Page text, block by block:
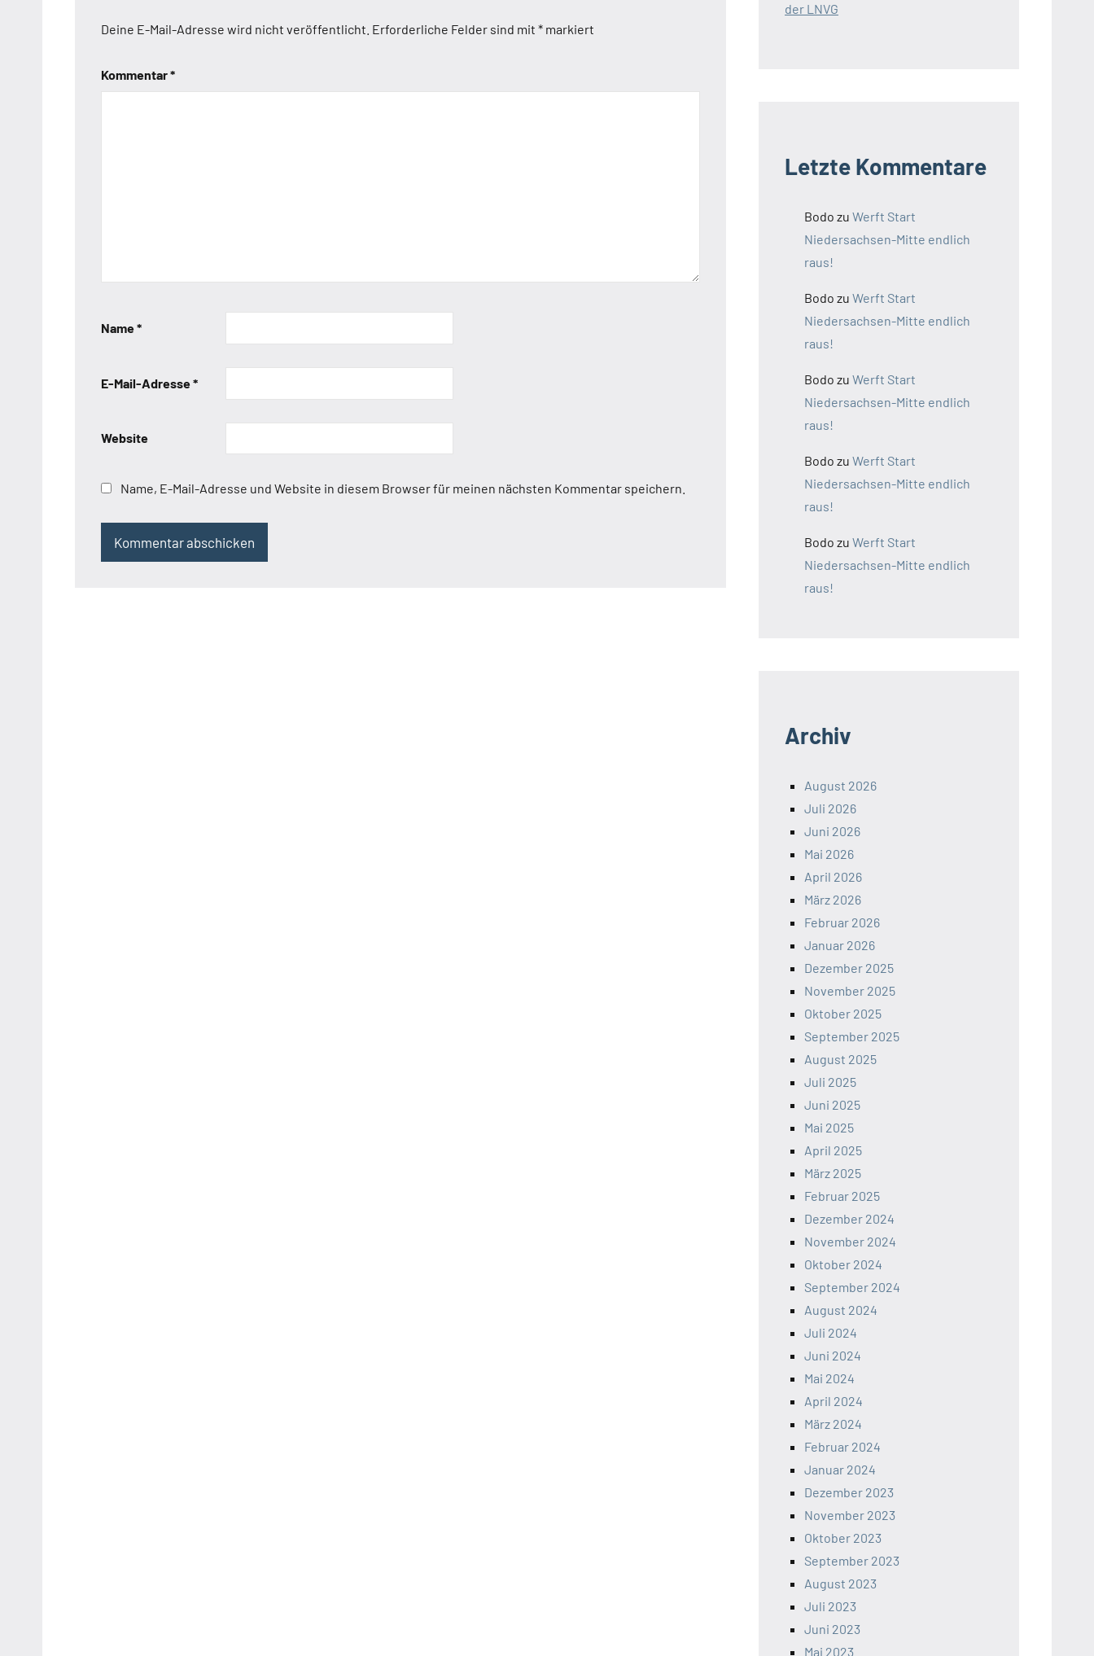
Deine E-Mail-Adresse wird nicht veröffentlicht. Erforderliche Felder sind mit * markiert
Kommentar*
Name*
E-Mail-Adresse*
Website
Name, E-Mail-Adresse und Website in diesem Browser für meinen nächsten Kommentar speichern.
der LNVG
Letzte Kommentare
Bodo zu Werft Start
Niedersachsen-Mitte endlich
raus!
Bodo zu Werft Start
Niedersachsen-Mitte endlich
raus!
Bodo zu Werft Start
Niedersachsen-Mitte endlich
raus!
Bodo zu Werft Start
Niedersachsen-Mitte endlich
raus!
Bodo zu Werft Start
Niedersachsen-Mitte endlich
raus!
Archiv
August 2026
Juli 2026
Juni 2026
Mai 2026
April 2026
März 2026
Februar 2026
Januar 2026
Dezember 2025
November 2025
Oktober 2025
September 2025
August 2025
Juli 2025
Juni 2025
Mai 2025
April 2025
März 2025
Februar 2025
Dezember 2024
November 2024
Oktober 2024
September 2024
August 2024
Juli 2024
Juni 2024
Mai 2024
April 2024
März 2024
Februar 2024
Januar 2024
Dezember 2023
November 2023
Oktober 2023
September 2023
August 2023
Juli 2023
Juni 2023
Mai 2023